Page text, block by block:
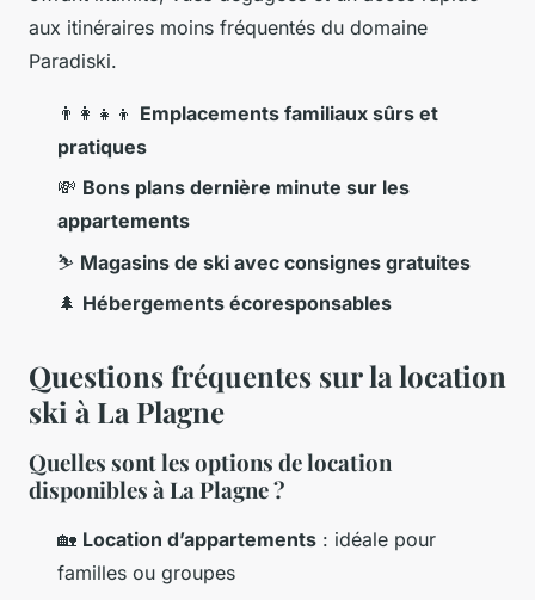
aux itinéraires moins fréquentés du domaine
Paradiski.
👨‍👩‍👧‍👦 Emplacements familiaux sûrs et
pratiques
💸 Bons plans dernière minute sur les
appartements
⛷️ Magasins de ski avec consignes gratuites
🌲 Hébergements écoresponsables
Questions fréquentes sur la location
ski à La Plagne
Quelles sont les options de location
disponibles à La Plagne ?
🏡 Location d’appartements : idéale pour
familles ou groupes